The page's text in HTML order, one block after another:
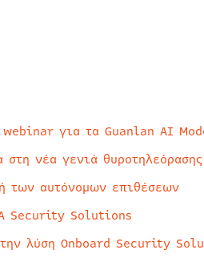
για τα Guanlan AI
νέα γενιά
των αυτόνομων επιθέσεων
Security Solutions
λύση Onboard Security